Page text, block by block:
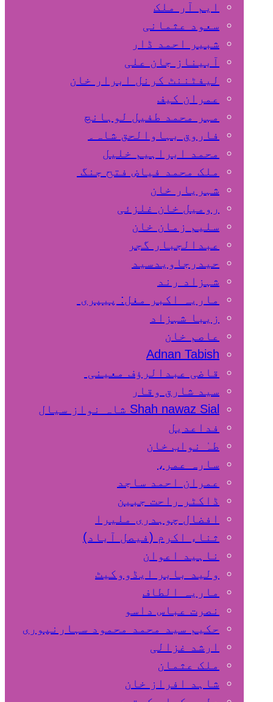
ایم آر ملک
سعود عثمانی
شبیر احمد ڈار
آبیناز جان علی
لیفٹننٹ کرنل ابرار خان
عمران کیف
مہر محمد طفیل لوہانچ
فاروق بہاوالحق شاہ۔
محمد ابراہیم خلیل
ملک محمد فیاض فتح جنگ
شہریار خان
رومیل خان غلزئی
سلیم زمان خان
عبدالجبار گجر
حیدرجاویدسید
شہزاد رند
ماریہ اکبر مغل: پیپری
زیبا شہزاد
عاصم خان
Adnan Tabish
قاضی عبدالرؤف معینی
سید شارق وقار
Shah nawaz Sial شاہ نواز سیال
فداعدیل
طہٰ نواب خان
سارہ عمر،
عمران احمد ساجد
ڈاکٹر راحت جبین
افضال چوہدری ملیرا
ثناء اکرم (فیصل آباد)
ناہید اعوان
ولید بابر ایڈووکیٹ
ماریہ الطاف
نصرت عباس داسو
حکیم سید محمد محمود سہارنپوری
ارشد غزالی
ملک عثمان
شاہد افراز خان